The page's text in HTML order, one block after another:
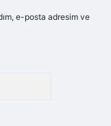
e-posta adresim ve